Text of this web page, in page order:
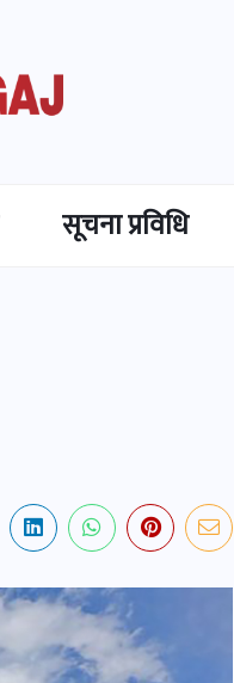
सूचना प्रविधि